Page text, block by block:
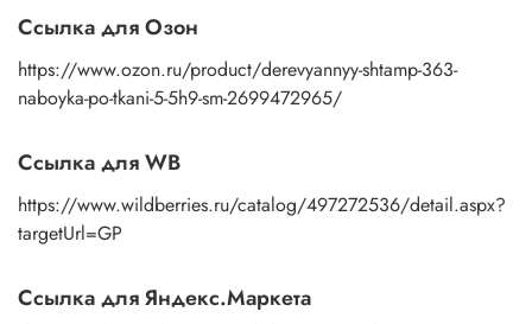
и экологично.
Выберите свой набор и начните творить уже сегодня!
Ссылка для Озон
https://www.ozon.ru/product/derevyannyy-shtamp-363-
naboyka-po-tkani-5-5h9-sm-2699472965/
Ссылка для WB
https://www.wildberries.ru/catalog/497272536/detail.aspx?
targetUrl=GP
Ссылка для Яндекс.Маркета